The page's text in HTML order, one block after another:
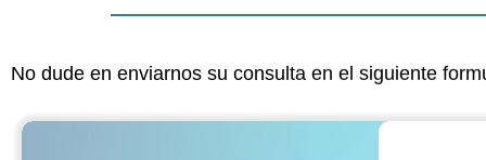
No dude en enviarnos su consulta en el siguiente